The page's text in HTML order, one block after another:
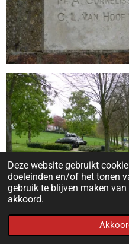
Deze website gebruikt
doeleinden en/of het tonen
gebruik te blijven maken
akkoord.